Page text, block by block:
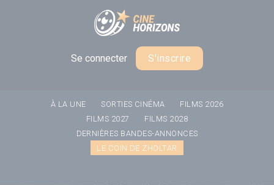
Se connecter S'inscrire
À LA UNE SORTIES CINÉMA
FILMS 2026
FILMS 2027
FILMS 2028
DERNIÈRES BANDES-ANNONCES
LE COIN DE ZHOLTAR
Panneau de gestion des cookies